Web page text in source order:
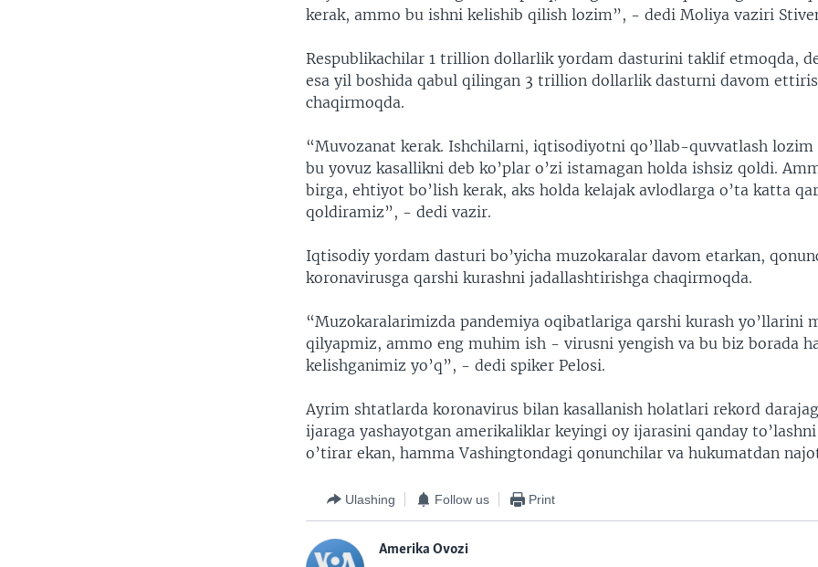
kerak, ammo bu ishni kelishib qilish lozim”, - dedi Moliya vaziri
Respublikachilar 1 trillion dollarlik yordam dasturini taklif etmoqda,
esa yil boshida qabul qilingan 3 trillion dollarlik dasturni davom
chaqirmoqda.
“Muvozanat kerak. Ishchilarni, iqtisodiyotni qo’llab-quvvatlash
bu yovuz kasallikni deb ko’plar o’zi istamagan holda ishsiz qoldi.
birga, ehtiyot bo’lish kerak, aks holda kelajak avlodlarga o’ta katta
qoldiramiz”, - dedi vazir.
Iqtisodiy yordam dasturi bo’yicha muzokaralar davom etarkan,
koronavirusga qarshi kurashni jadallashtirishga chaqirmoqda.
“Muzokaralarimizda pandemiya oqibatlariga qarshi kurash yo’llarini
qilyapmiz, ammo eng muhim ish - virusni yengish va bu biz borada
kelishganimiz yo’q”, - dedi spiker Pelosi.
Ayrim shtatlarda koronavirus bilan kasallanish holatlari rekord
ijaraga yashayotgan amerikaliklar keyingi oy ijarasini qanday
o’tirar ekan, hamma Vashingtondagi qonunchilar va hukumatdan
Ulashing Follow us Print
Amerika Ovozi